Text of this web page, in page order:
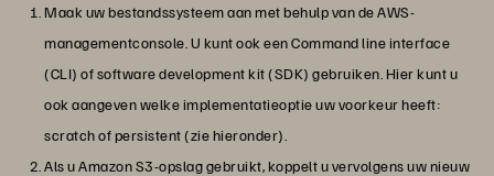
Maak uw bestandssysteem aan met behulp van de AWS-
managementconsole. U kunt ook een Command line interface
(CLI) of software development kit (SDK) gebruiken. Hier kunt u
ook aangeven welke implementatieoptie uw voorkeur heeft:
scratch of persistent (zie hieronder).
Als u Amazon S3-opslag gebruikt, koppelt u vervolgens uw nieuw